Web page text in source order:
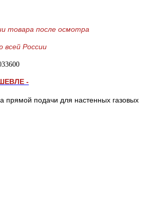
товара после осмотра
всей России
-
прямой подачи для настенных газовых